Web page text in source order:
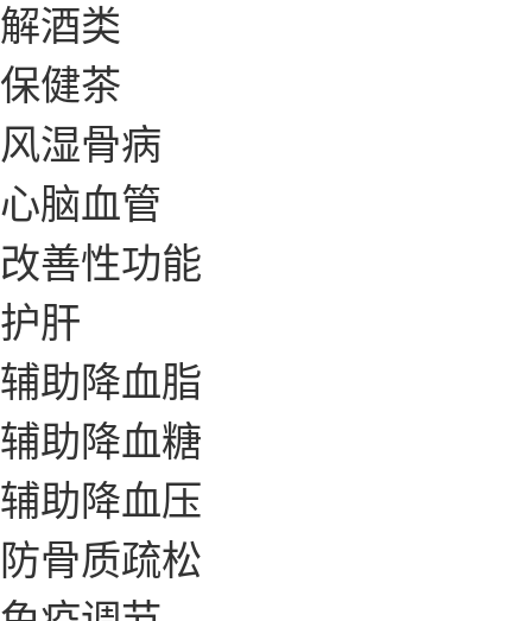
解酒类
保健茶
风湿骨病
心脑血管
改善性功能
护肝
辅助降血脂
辅助降血糖
辅助降血压
防骨质疏松